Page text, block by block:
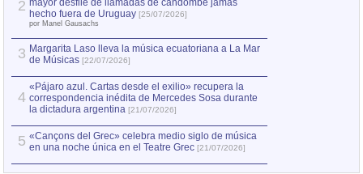
2 mayor desfile de llamadas de candombe jamás
hecho fuera de Uruguay [25/07/2026]
por Manel Gausachs
3 Margarita Laso lleva la música ecuatoriana a La Mar
de Músicas [22/07/2026]
4
«Pájaro azul. Cartas desde el exilio» recupera la
correspondencia inédita de Mercedes Sosa durante
la dictadura argentina [21/07/2026]
5 «Cançons del Grec» celebra medio siglo de música
en una noche única en el Teatre Grec [21/07/2026]